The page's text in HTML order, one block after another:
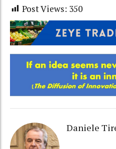
Post Views: 350
Daniele